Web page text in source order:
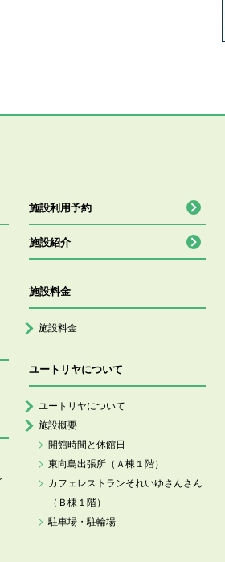
施設利用予約
施設紹介
施設料金
施設料金
ユートリヤについて
ユートリヤについて
施設概要
開館時間と休館日
東向島出張所（Ａ棟１階）
カフェレストランそれいゆさんさん
（Ｂ棟１階）
駐車場・駐輪場